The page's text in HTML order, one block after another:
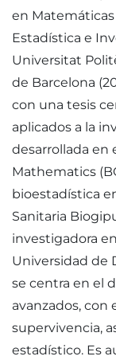
en Matemáticas
Estadística e
Universitat
de Barcelona
con una tesis
aplicados a la
desarrollada en
Mathematics
bioestadística
Sanitaria
investigadora
Universidad de
se centra en el
avanzados, con
supervivencia,
estadístico. Es